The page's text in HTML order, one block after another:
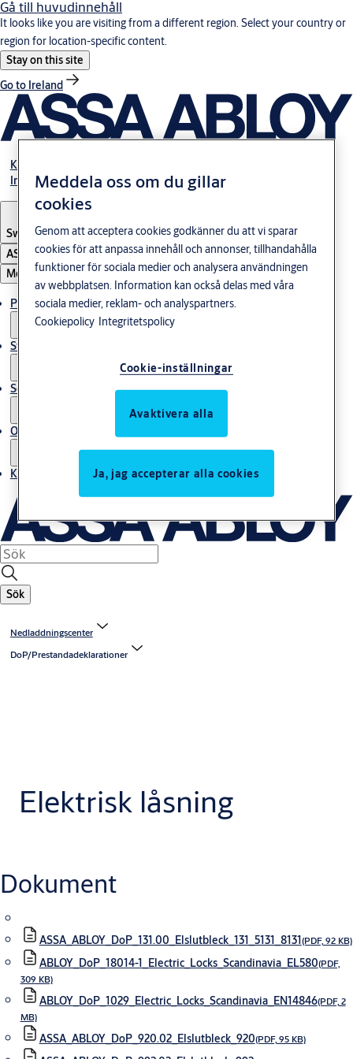
Gå till huvudinnehåll
It looks like you are visiting from a different region. Select your country or
region for location-specific content.
Stay on this site
Go to Ireland
Karriär
Investerare
Sweden·Svenska
ASSA ABLOY Group
Meny
Produkter och lösningar
Stories
Service
Om oss
Kontakta oss
Sök
Nedladdningscenter
DoP/Prestandadeklarationer
Elektrisk låsning
Dokument
ASSA_ABLOY_DoP_131.00_Elslutbleck_131_5131_8131 (PDF, 92 KB)
ABLOY_DoP_18014-1_Electric_Locks_Scandinavia_EL580(PDF,
309 KB)
ABLOY_DoP_1029_Electric_Locks_Scandinavia_EN14846(PDF, 2
MB)
ASSA_ABLOY_DoP_920.02_Elslutbleck_920(PDF, 95 KB)
Meddela oss om du gillar
cookies
Genom att acceptera cookies godkänner du att vi sparar
cookies för att anpassa innehåll och annonser, tillhandahålla
funktioner för sociala medier och analysera användningen
av webbplatsen. Information kan också delas med våra
sociala medier, reklam- och analyspartners.
Cookiepolicy Integritetspolicy
Cookie-inställningar
Avaktivera alla
Ja, jag accepterar alla cookies